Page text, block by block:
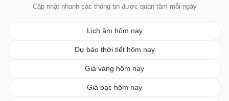
Cập nhật nhanh các thông tin được quan tâm mỗi ngày
Lịch âm hôm nay
Dự báo thời tiết hôm nay
Giá vàng hôm nay
Giá bạc hôm nay